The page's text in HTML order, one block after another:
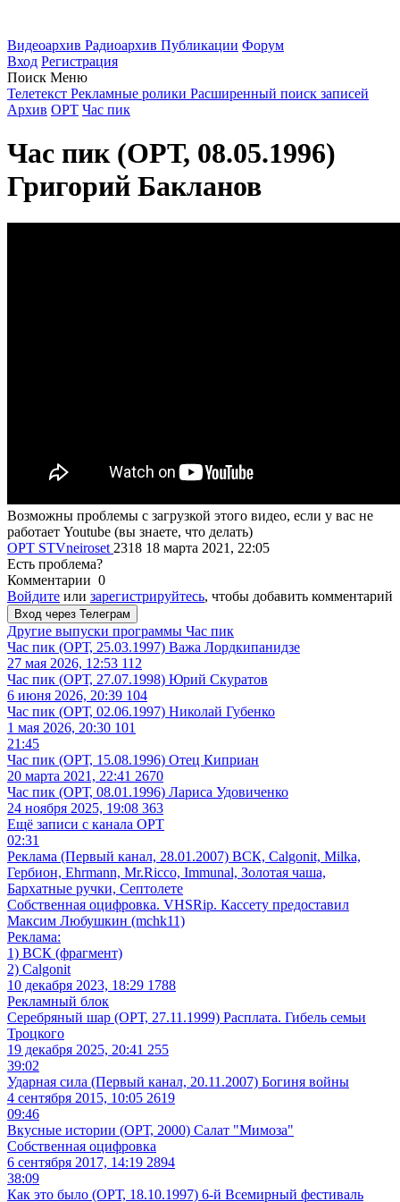
Видеоархив Радиоархив Публикации Форум
Вход Регистрация
Поиск Меню
Телетекст Рекламные ролики Расширенный поиск записей
Архив ОРТ Час пик
Час пик (ОРТ, 08.05.1996)
Григорий Бакланов
Возможны проблемы с загрузкой этого видео, если у вас не
работает Youtube (вы знаете, что делать)
ОРТ STVneiroset 2318 18 марта 2021, 22:05
Есть проблема?
Комментарии 0
Войдите или зарегистрируйтесь, чтобы добавить комментарий
Вход через Телеграм
Другие выпуски программы Час пик
Час пик (ОРТ, 25.03.1997) Важа Лордкипанидзе
27 мая 2026, 12:53 112
Час пик (ОРТ, 27.07.1998) Юрий Скуратов
6 июня 2026, 20:39 104
Час пик (ОРТ, 02.06.1997) Николай Губенко
1 мая 2026, 20:30 101
21:45
Час пик (ОРТ, 15.08.1996) Отец Киприан
20 марта 2021, 22:41 2670
Час пик (ОРТ, 08.01.1996) Лариса Удовиченко
24 ноября 2025, 19:08 363
Ещё записи с канала ОРТ
02:31
Реклама (Первый канал, 28.01.2007) ВСК, Calgonit, Milka,
Гербион, Ehrmann, Mr.Ricco, Immunal, Золотая чаша,
Бархатные ручки, Септолете
Собственная оцифровка. VHSRip. Кассету предоставил
Максим Любушкин (mchk11)
Реклама:
1) ВСК (фрагмент)
2) Calgonit
10 декабря 2023, 18:29 1788
Рекламный блок
Серебряный шар (ОРТ, 27.11.1999) Расплата. Гибель семьи
Троцкого
19 декабря 2025, 20:41 255
39:02
Ударная сила (Первый канал, 20.11.2007) Богиня войны
4 сентября 2015, 10:05 2619
09:46
Вкусные истории (ОРТ, 2000) Салат "Мимоза"
Собственная оцифровка
6 сентября 2017, 14:19 2894
38:09
Как это было (ОРТ, 18.10.1997) 6-й Всемирный фестиваль